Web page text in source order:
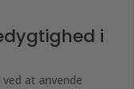
i
at anvende